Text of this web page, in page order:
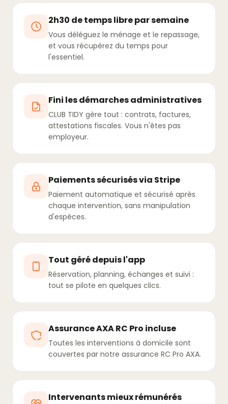
2h30 de temps libre par semaine
Vous déléguez le ménage et le repassage,
et vous récupérez du temps pour
l'essentiel.
Fini les démarches administratives
CLUB TIDY gère tout : contrats, factures,
attestations fiscales. Vous n'êtes pas
employeur.
Paiements sécurisés via Stripe
Paiement automatique et sécurisé après
chaque intervention, sans manipulation
d'espèces.
Tout géré depuis l'app
Réservation, planning, échanges et suivi :
tout se pilote en quelques clics.
Assurance AXA RC Pro incluse
Toutes les interventions à domicile sont
couvertes par notre assurance RC Pro AXA.
Intervenants mieux rémunérés